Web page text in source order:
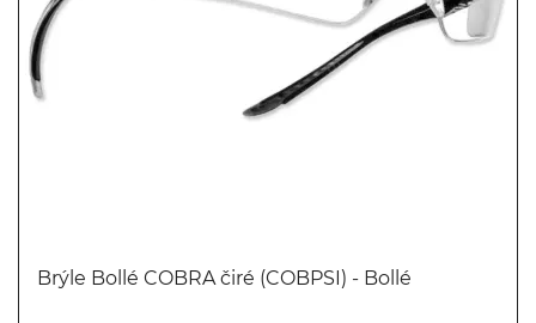
Brýle Bollé COBRA čiré (COBPSI) - Bollé